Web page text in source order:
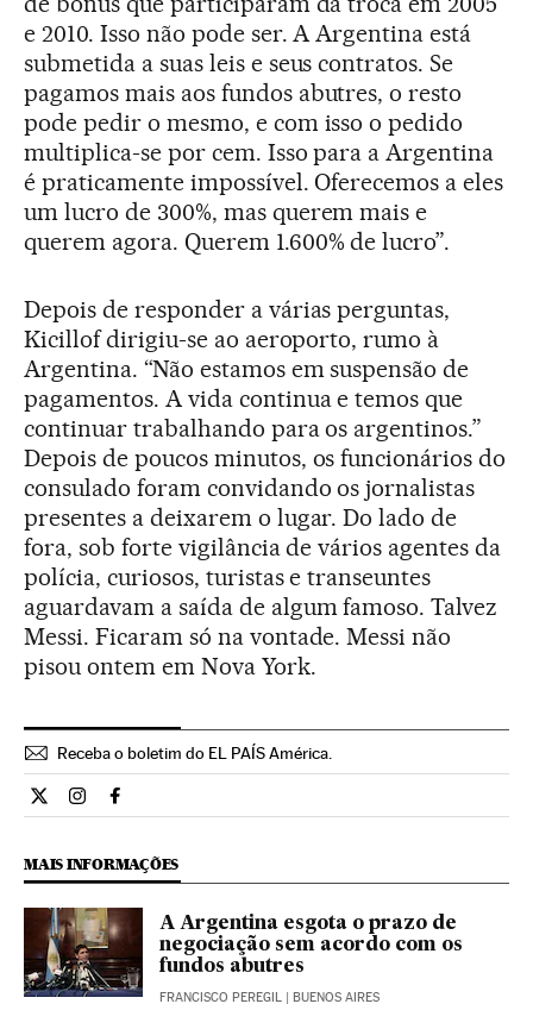
e 2010. Isso não pode ser. A Argentina está
submetida a suas leis e seus contratos. Se
pagamos mais aos fundos abutres, o resto
pode pedir o mesmo, e com isso o pedido
multiplica-se por cem. Isso para a Argentina
é praticamente impossível. Oferecemos a eles
um lucro de 300%, mas querem mais e
querem agora. Querem 1.600% de lucro”.
Depois de responder a várias perguntas,
Kicillof dirigiu-se ao aeroporto, rumo à
Argentina. “Não estamos em suspensão de
pagamentos. A vida continua e temos que
continuar trabalhando para os argentinos.”
Depois de poucos minutos, os funcionários do
consulado foram convidando os jornalistas
presentes a deixarem o lugar. Do lado de
fora, sob forte vigilância de vários agentes da
polícia, curiosos, turistas e transeuntes
aguardavam a saída de algum famoso. Talvez
Messi. Ficaram só na vontade. Messi não
pisou ontem em Nova York.
Receba o boletim do EL PAÍS América.
Economia El País Brasil en Twitter
Economia El País Brasil en Instagram
Economia El País Brasil en Facebook
MAIS INFORMAÇÕES
A Argentina esgota o prazo de
negociação sem acordo com os
fundos abutres
FRANCISCO PEREGIL | BUENOS AIRES